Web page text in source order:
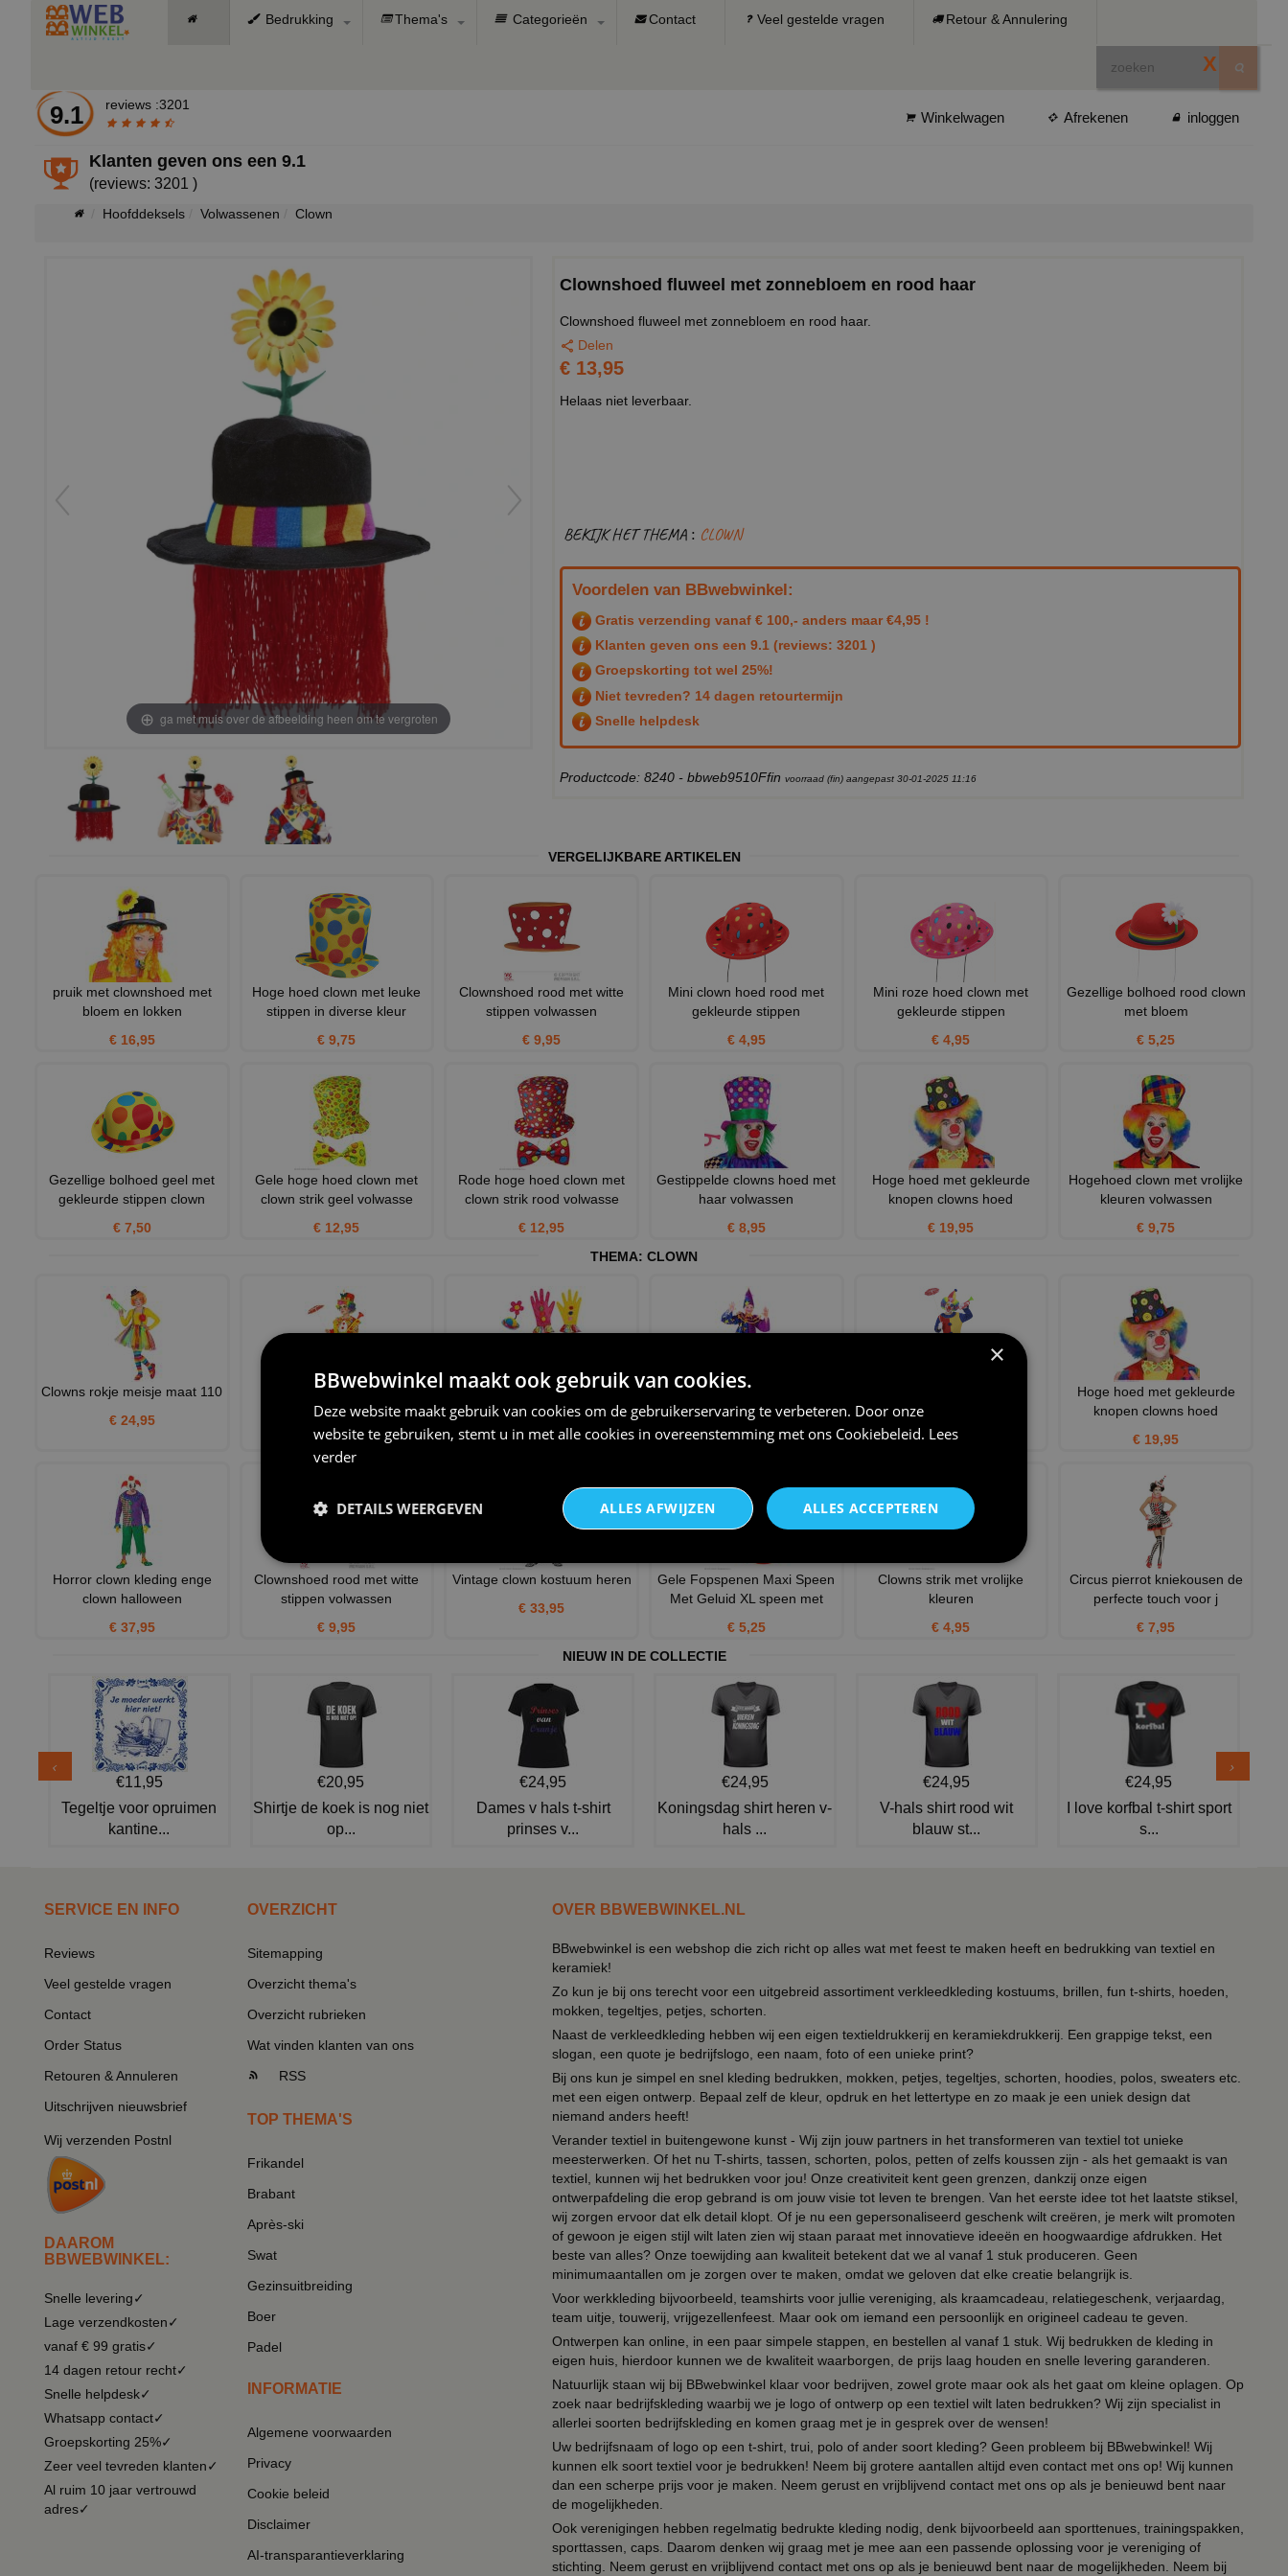
Bedrukking Thema's Categorieën Contact Veel gestelde vragen Retour & Annulering
X
9.1 reviews :3201
Winkelwagen Afrekenen inloggen
Klanten geven ons een9.1
(reviews: 3201 )
Hoofddeksels Volwassenen Clown
ga met muis over de afbeelding heen om te vergroten
Clownshoed fluweel met zonnebloem en rood haar
Clownshoed fluweel met zonnebloem en rood haar.
Delen
€ 13,95
Helaas niet leverbaar.
BEKIJK HET THEMA : CLOWN
Voordelen van BBwebwinkel:
Gratis verzending vanaf € 100,- anders maar €4,95 !
Klanten geven ons een 9.1 (reviews: 3201 )
Groepskorting tot wel 25%!
Niet tevreden? 14 dagen retourtermijn
Snelle helpdesk
Productcode: 8240 - bbweb9510Ffin voorraad (fin) aangepast 30-01-2025 11:16
VERGELIJKBARE ARTIKELEN
pruik met clownshoed met
bloem en lokken
€ 16,95
Hoge hoed clown met leuke
stippen in diverse kleur
€ 9,75
Clownshoed rood met witte
stippen volwassen
€ 9,95
Mini clown hoed rood met
gekleurde stippen
€ 4,95
Mini roze hoed clown met
gekleurde stippen
€ 4,95
Gezellige bolhoed rood clown
met bloem
€ 5,25
Gezellige bolhoed geel met
gekleurde stippen clown
€ 7,50
Gele hoge hoed clown met
clown strik geel volwasse
€ 12,95
Rode hoge hoed clown met
clown strik rood volwasse
€ 12,95
Gestippelde clowns hoed met
haar volwassen
€ 8,95
Hoge hoed met gekleurde
knopen clowns hoed
€ 19,95
Hogehoed clown met vrolijke
kleuren volwassen
€ 9,75
THEMA: CLOWN
Clowns rokje meisje maat 110
€ 24,95
clown , clowntje kind
verkleedkleren
€ 37,95
Clowns set minihoed, kraag,
handschoenen
€ 15,95
clownspak clown met sterren
€ 27,95
€ 16,95
Hoge hoed met gekleurde
knopen clowns hoed
€ 19,95
Horror clown kleding enge
clown halloween
€ 37,95
Clownshoed rood met witte
stippen volwassen
€ 9,95
Vintage clown kostuum heren
€ 33,95
Gele Fopspenen Maxi Speen
Met Geluid XL speen met
€ 5,25
Clowns strik met vrolijke
kleuren
€ 4,95
Circus pierrot kniekousen de
perfecte touch voor j
€ 7,95
NIEUW IN DE COLLECTIE
€11,95
Tegeltje voor opruimen
kantine...
€20,95
Shirtje de koek is nog niet
op...
€24,95
Dames v hals t-shirt
prinses v...
€24,95
Koningsdag shirt heren v-
hals ...
€24,95
V-hals shirt rood wit
blauw st...
€24,95
I love korfbal t-shirt sport
s...
SERVICE EN INFO
Reviews
Veel gestelde vragen
Contact
Order Status
Retouren & Annuleren
Uitschrijven nieuwsbrief
Wij verzenden Postnl
DAAROM
BBWEBWINKEL:
Snelle levering✓
Lage verzendkosten✓
vanaf € 99 gratis✓
14 dagen retour recht✓
Snelle helpdesk✓
Whatsapp contact✓
Groepskorting 25%✓
Zeer veel tevreden klanten✓
Al ruim 10 jaar vertrouwd
adres✓
OVERZICHT
Sitemapping
Overzicht thema's
Overzicht rubrieken
Wat vinden klanten van ons
RSS
TOP THEMA'S
Frikandel
Brabant
Après-ski
Swat
Gezinsuitbreiding
Boer
Padel
INFORMATIE
Algemene voorwaarden
Privacy
Cookie beleid
Disclaimer
AI-transparantieverklaring
OVER BBWEBWINKEL.NL
BBwebwinkel is een webshop die zich richt op alles wat met feest te maken heeft en bedrukking van textiel en
keramiek!
Zo kun je bij ons terecht voor een uitgebreid assortiment verkleedkleding kostuums, brillen, fun t-shirts, hoeden,
mokken, tegeltjes, petjes, schorten.
Naast de verkleedkleding hebben wij een eigen textieldrukkerij en keramiekdrukkerij. Een grappige tekst, een
slogan, een quote je bedrijfslogo, een naam, foto of een unieke print?
Bij ons kun je simpel en snel kleding bedrukken, mokken, petjes, tegeltjes, schorten, hoodies, polos, sweaters etc.
met een eigen ontwerp. Bepaal zelf de kleur, opdruk en het lettertype en zo maak je een uniek design dat
niemand anders heeft!
Verander textiel in buitengewone kunst - Wij zijn jouw partners in het transformeren van textiel tot unieke
meesterwerken. Of het nu T-shirts, tassen, schorten, polos, petten of zelfs koussen zijn - als het gemaakt is van
textiel, kunnen wij het bedrukken voor jou! Onze creativiteit kent geen grenzen, dankzij onze eigen
ontwerpafdeling die erop gebrand is om jouw visie tot leven te brengen. Van het eerste idee tot het laatste stiksel,
wij zorgen ervoor dat elk detail klopt. Of je nu een gepersonaliseerd geschenk wilt creëren, je merk wilt promoten
of gewoon je eigen stijl wilt laten zien wij staan paraat met innovatieve ideeën en hoogwaardige afdrukken. Het
beste van alles? Onze toewijding aan kwaliteit betekent dat we al vanaf 1 stuk produceren. Geen
minimumaantallen om je zorgen over te maken, omdat we geloven dat elke creatie belangrijk is.
Voor werkkleding bijvoorbeeld, teamshirts voor jullie vereniging, als kraamcadeau, relatiegeschenk, verjaardag,
team uitje, touwerij, vrijgezellenfeest. Maar ook om iemand een persoonlijk en origineel cadeau te geven.
Ontwerpen kan online, in een paar simpele stappen, en bestellen al vanaf 1 stuk. Wij bedrukken de kleding in
eigen huis, hierdoor kunnen we de kwaliteit waarborgen, de prijs laag houden en snelle levering garanderen.
Natuurlijk staan wij bij BBwebwinkel klaar voor bedrijven, zowel grote maar ook als het gaat om kleine oplagen. Op
zoek naar bedrijfskleding waarbij we je logo of ontwerp op een textiel wilt laten bedrukken? Wij zijn specialist in
allerlei soorten bedrijfskleding en komen graag met je in gesprek over de wensen!
Uw bedrijfsnaam of logo op een t-shirt, trui, polo of ander soort kleding? Geen probleem bij BBwebwinkel! Wij
kunnen elk soort textiel voor je bedrukken! Neem bij grotere aantallen altijd even contact met ons op! Wij kunnen
dan een scherpe prijs voor je maken. Neem gerust en vrijblijvend contact met ons op als je benieuwd bent naar
de mogelijkheden.
Ook verenigingen hebben regelmatig bedrukte kleding nodig, denk bijvoorbeeld aan sporttenues, trainingspakken,
sporttassen, caps. Daarom denken wij graag met je mee aan een passende oplossing voor je vereniging of
stichting. Neem gerust en vrijblijvend contact met ons op als je benieuwd bent naar de mogelijkheden. Neem bij
×
BBwebwinkel maakt ook gebruik van cookies.
Deze website maakt gebruik van cookies om de gebruikerservaring te verbeteren. Door onze
website te gebruiken, stemt u in met alle cookies in overeenstemming met ons Cookiebeleid. Lees
verder
ALLES ACCEPTEREN
ALLES AFWIJZEN
DETAILS WEERGEVEN